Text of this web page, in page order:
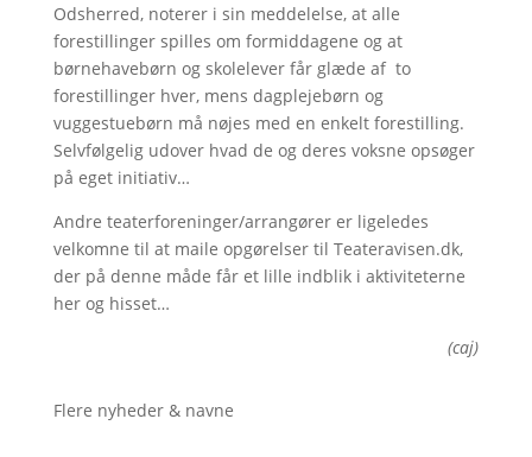
Odsherred, noterer i sin meddelelse, at alle
forestillinger spilles om formiddagene og at
børnehavebørn og skolelever får glæde af to
forestillinger hver, mens dagplejebørn og
vuggestuebørn må nøjes med en enkelt forestilling.
Selvfølgelig udover hvad de og deres voksne opsøger
på eget initiativ…
Andre teaterforeninger/arrangører er ligeledes
velkomne til at maile opgørelser til Teateravisen.dk,
der på denne måde får et lille indblik i aktiviteterne
her og hisset…
(caj)
Flere nyheder & navne